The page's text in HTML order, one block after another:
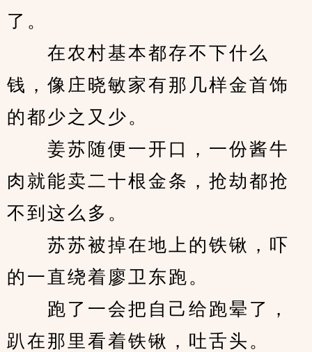
了。
在农村基本都存不下什么
钱，像庄晓敏家有那几样金首饰
的都少之又少。
姜苏随便一开口，一份酱牛
肉就能卖二十根金条，抢劫都抢
不到这么多。
苏苏被掉在地上的铁锹，吓
的一直绕着廖卫东跑。
跑了一会把自己给跑晕了，
趴在那里看着铁锹，吐舌头。